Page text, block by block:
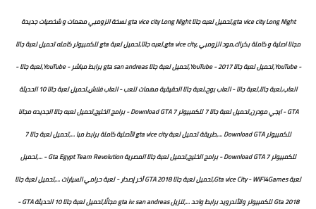
gta vice city Long Night,تحميل لعبه جاتا gta vice city Long Night نسخة الزومبي مهمات و شخصيات جديدة
مجانا اصلية و كاملة بكراك,مود الزومبي ,gta vice city,لعبه جاتا,تحميل لعبة gta للكمبيوتر كامله تحميل لعبة جاتا
- YouTube,تحميل لعبة جاتا 2017 - YouTube,تحميل لعبة جاتا gta san andreas برابط مباشر - YouTube,لعبة جاتا -
العاب,لعبة جاتا,لعبة جاتا - العاب بوح,لعبة جاتا الحقيقية مهمات للعب - العاب فلاش,تحميل لعبة جاتا 10 الحديثة
GTA - ايجي مودرن,تحميل لعبة جاتا 7 للكمبيوتر Download GTA 7 - برامج الخليج,تحميل لعبه جاتا الجديده مجانا
للكمبيوتر Download GTA ...,طريقة تحميل لعبة gta vice city الأصلية كاملة برابط مبا ...,تحميل لعبة جاتا 7
للكمبيوتر Download GTA 7 - برامج الخليج,تحميل لعبة جاتا المصرية Gta Egypt Team Revolution - ...,تحميل
لعبة Gta vice City - WIFI4Games,تحميل لعبة جاتا GTA 2018 أخر إصدار - لعبة حرامي السيارات ...,تحميل لعبة جاتا
Gta 2018 للكمبيوتر وللأندرويد برابط واحد ...,تنزيل gta iv: san andreas مجانًا,تحميل لعبة جاتا 10 الحديثة GTA -